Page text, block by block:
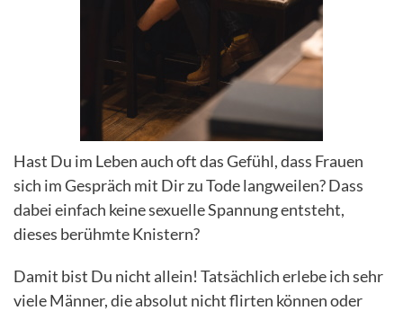
Hast Du im Leben auch oft das Gefühl, dass Frauen
sich im Gespräch mit Dir zu Tode langweilen? Dass
dabei einfach keine sexuelle Spannung entsteht,
dieses berühmte Knistern?
Damit bist Du nicht allein! Tatsächlich erlebe ich sehr
viele Männer, die absolut nicht flirten können oder